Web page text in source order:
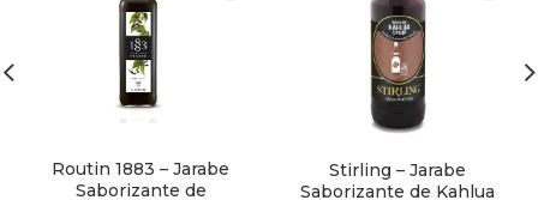
Routin 1883 – Jarabe
Saborizante de
Stirling – Jarabe
Saborizante de Kahlua